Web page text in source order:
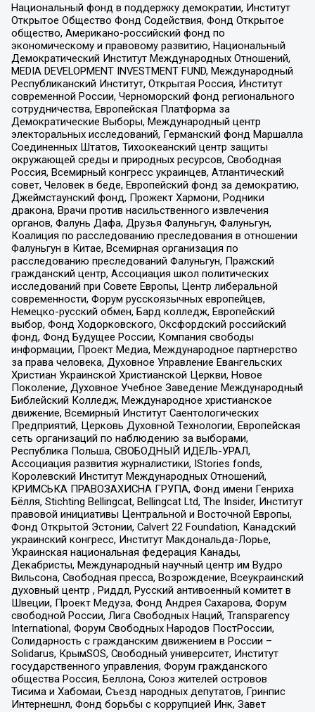
Национальный фонд в поддержку демократии, Институт
Открытое Общество Фонд Содействия, Фонд Открытое
общество, Американо-российский фонд по
экономическому и правовому развитию, Национальный
Демократический Институт Международных Отношений,
MEDIA DEVELOPMENT INVESTMENT FUND, Международный
Республиканский Институт, Открытая Россия, Институт
современной России, Черноморский фонд регионального
сотрудничества, Европейская Платформа за
Демократические Выборы, Международный центр
электоральных исследований, Германский фонд Маршалла
Соединенных Штатов, Тихоокеанский центр защиты
окружающей среды и природных ресурсов, Свободная
Россия, Всемирный конгресс украинцев, Атлантический
совет, Человек в беде, Европейский фонд за демократию,
Джеймстаунский фонд, Прожект Хармони, Родники
дракона, Врачи против насильственного извлечения
органов, Фалунь Дафа, Друзья Фалуньгун, Фалуньгун,
Коалиция по расследованию преследования в отношении
Фалуньгун в Китае, Всемирная организация по
расследованию преследований Фалуньгун, Пражский
гражданский центр, Ассоциация школ политических
исследований при Совете Европы, Центр либеральной
современности, Форум русскоязычных европейцев,
Немецко-русский обмен, Бард колледж, Европейский
выбор, Фонд Ходорковского, Оксфордский российский
фонд, Фонд Будущее России, Компания свободы
информации, Проект Медиа, Международное партнерство
за права человека, Духовное Управление Евангельских
Христиан Украинской Христианской Церкви, Новое
Поколение, Духовное Учебное Заведение Международный
Библейский Колледж, Международное христианское
движение, Всемирный Институт Саентологических
Предприятий, Церковь Духовной Технологии, Европейская
сеть организаций по наблюдению за выборами,
Республика Польша, СВОБОДНЫЙ ИДЕЛЬ-УРАЛ,
Ассоциация развития журналистики, IStories fonds,
Королевский Институт Международных Отношений,
КРИМСЬКА ПРАВОЗАХИСНА ГРУПА, Фонд имени Генриха
Бёлля, Stichting Bellingcat, Bellingcat Ltd, The Insider, Институт
правовой инициативы Центральной и Восточной Европы,
Фонд Открытой Эстонии, Calvert 22 Foundation, Канадский
украинский конгресс, Институт Макдональда-Лорье,
Украинская национальная федерация Канады,
Декабристы, Международный научный центр им Вудро
Вильсона, Свободная пресса, Возрождение, Всеукраинский
духовный центр , Риддл, Русский антивоенный комитет в
Швеции, Проект Медуза, Фонд Андрея Сахарова, Форум
свободной России, Лига Свободных Наций, Transparеncy
International, Форум Свободных Народов ПостРоссии,
Солидарность с гражданским движением в России –
Solidarus, КрымSOS, Свободный университет, Институт
государственного управления, Форум гражданского
общества Россия, Беллона, Союз жителей островов
Тисима и Хабомаи, Съезд народных депутатов, Гринпис
Интернешнл, Фонд борьбы с коррупцией Инк, Завет